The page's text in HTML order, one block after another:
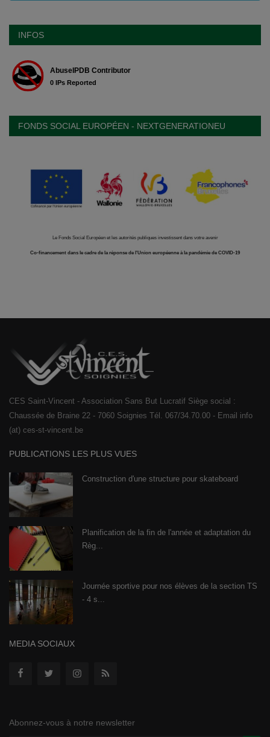
INFOS
FONDS SOCIAL EUROPÉEN - NEXTGENERATIONEU
Le Fonds Social Européen et les autorités publiques investissent dans votre avenir
Co-financement dans le cadre de la réponse de l'Union européenne à la pandémie de COVID-19
CES Saint-Vincent - Association Sans But Lucratif Siège social :
Chaussée de Braine 22 - 7060 Soignies Tél. 067/34.70.00 - Email info
(at) ces-st-vincent.be
PUBLICATIONS LES PLUS VUES
Construction d'une structure pour skateboard
Planification de la fin de l'année et adaptation du
Règ...
Journée sportive pour nos élèves de la section TS
- 4 s...
MEDIA SOCIAUX
Abonnez-vous à notre newsletter